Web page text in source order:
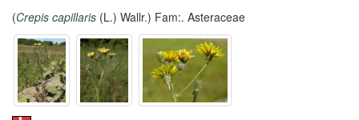
(Crepis capillaris (L.) Wallr.) Fam:. Asteraceae